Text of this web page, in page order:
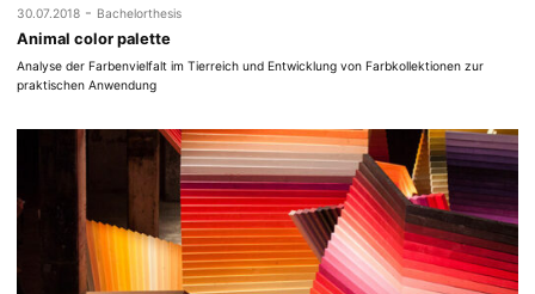
30.07.2018 - Bachelorthesis
Animal color palette
Analyse der Farbenvielfalt im Tierreich und Entwicklung von Farbkollektionen zur
praktischen Anwendung